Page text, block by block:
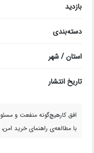
بازدید
دسته‌بندی
استان / شهر
تاریخ انتشار
افق کارهیچ‌گونه منفعت و
با مطالعه‌ی راهنمای خرید امن،